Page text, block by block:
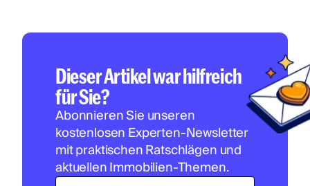
Dieser Artikel war hilfreich
für Sie?
Abonnieren Sie unseren
kostenlosen Experten-Newsletter
mit praktischen Ratschlägen und
aktuellen Immobilien-Themen.